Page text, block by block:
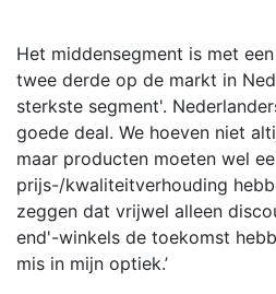
Het middensegment is met
twee derde op de markt in
sterkste segment'.
goede deal. We hoeven niet
maar producten moeten wel
prijs-/kwaliteitverhouding
zeggen dat vrijwel alleen
end'-winkels de toekomst
mis in mijn optiek.’